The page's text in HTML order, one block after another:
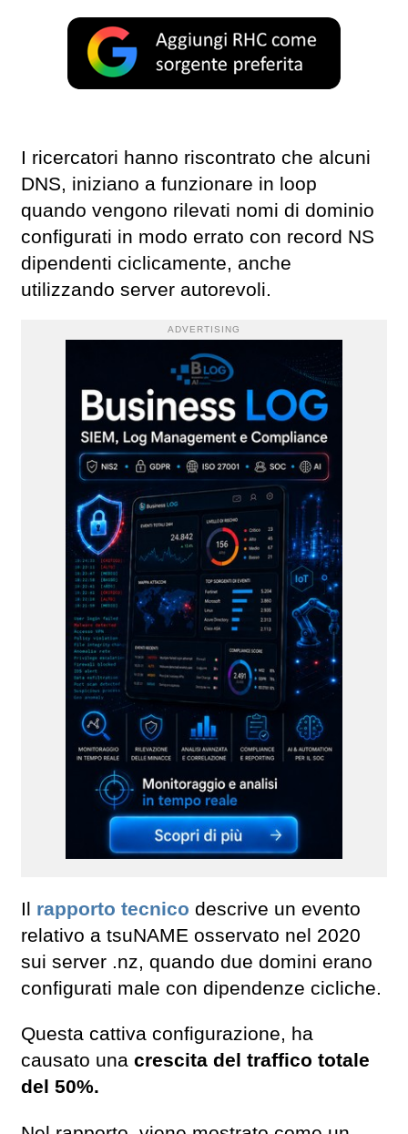
I ricercatori hanno riscontrato che alcuni
DNS, iniziano a funzionare in loop
quando vengono rilevati nomi di dominio
configurati in modo errato con record NS
dipendenti ciclicamente, anche
utilizzando server autorevoli.
ADVERTISING
Il rapporto tecnico descrive un evento
relativo a tsuNAME osservato nel 2020
sui server .nz, quando due domini erano
configurati male con dipendenze cicliche.
Questa cattiva configurazione, ha
causato una crescita del traffico totale
del 50%.